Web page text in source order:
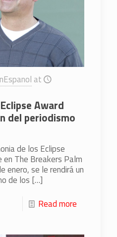
at
Award
del periodismo
de los Eclipse
The Breakers Palm
enero, se le rendirá un
de los […]
Read more